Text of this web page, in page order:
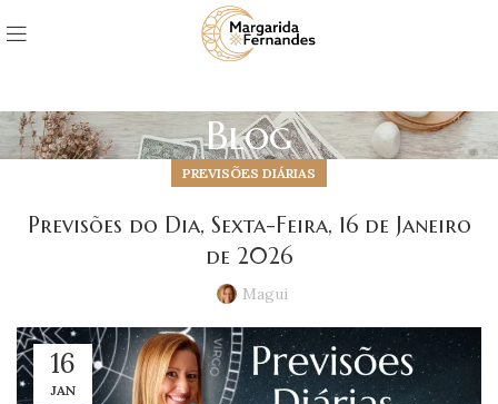
Blog
PREVISÕES DIÁRIAS
Previsões do Dia, Sexta-Feira, 16 de Janeiro
de 2026
Magui
16
JAN